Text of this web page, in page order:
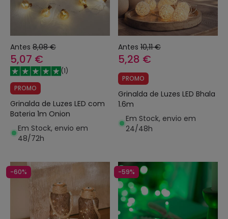
Antes 8,08 €
5,07 €
(1)
PROMO
Grinalda de Luzes LED com
Bateria 1m Onion
Em Stock, envio em
48/72h
Antes 10,11 €
5,28 €
PROMO
Grinalda de Luzes LED Bhala
1.6m
Em Stock, envio em
24/48h
-60% -59%